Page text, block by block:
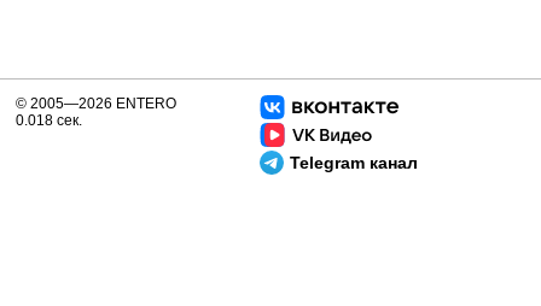
Telegram канал
© 2005—2026 ENTERO
0.018 сек.